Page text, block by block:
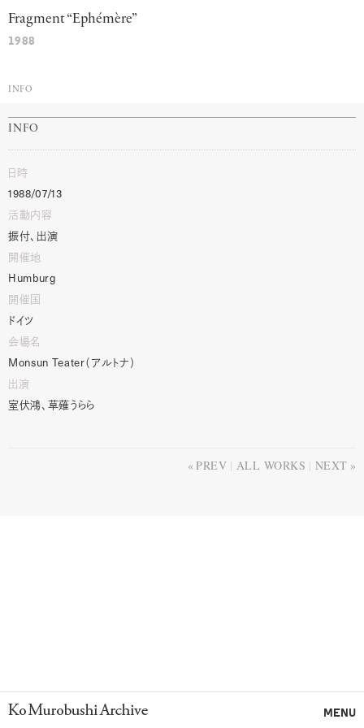
Fragment “Ephémère”
1988
INFO
INFO
日時
1988/07/13
活動内容
振付、出演
開催地
Humburg
開催国
ドイツ
会場名
Monsun Teater（アルトナ）
出演
室伏鴻、草薙うらら
PREV ALL WORKS NEXT
MENU